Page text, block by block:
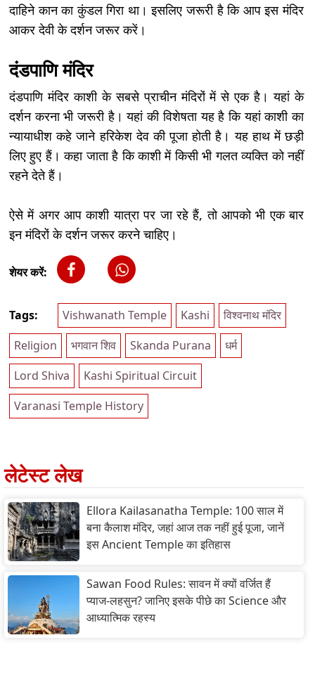
दाहिने कान का कुंडल गिरा था। इसलिए जरूरी है कि आप इस मंदिर
आकर देवी के दर्शन जरूर करें।
दंडपाणि मंदिर
दंडपाणि मंदिर काशी के सबसे प्राचीन मंदिरों में से एक है। यहां के
दर्शन करना भी जरूरी है। यहां की विशेषता यह है कि यहां काशी का
न्यायाधीश कहे जाने हरिकेश देव की पूजा होती है। यह हाथ में छड़ी
लिए हुए हैं। कहा जाता है कि काशी में किसी भी गलत व्यक्ति को नहीं
रहने देते हैं।
ऐसे में अगर आप काशी यात्रा पर जा रहे हैं, तो आपको भी एक बार
इन मंदिरों के दर्शन जरूर करने चाहिए।
शेयर करें:
Tags: Vishwanath Temple Kashi
विश्वनाथ मंदिर
Religion
भगवान शिव Skanda Purana
धर्म
Lord Shiva
Kashi Spiritual Circuit
Varanasi Temple History
लेटेस्ट लेख
Ellora Kailasanatha Temple: 100 साल में
बना कैलाश मंदिर, जहां आज तक नहीं हुई पूजा, जानें
इस Ancient Temple का इतिहास
Sawan Food Rules: सावन में क्यों वर्जित हैं
प्याज-लहसुन? जानिए इसके पीछे का Science और
आध्यात्मिक रहस्य